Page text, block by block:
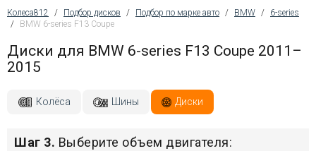
Автосервис
Услуги шиномонтажа
Хранение шин
Вы здесь
Колеса812 / Подбор дисков / Подбор по марке авто / BMW /
6-series
/
BMW 6-series F13 Coupe
Диски для BMW 6-series F13 Coupe 2011–
2015
Колёса Шины Диски
Шаг 3. Выберите объем двигателя: